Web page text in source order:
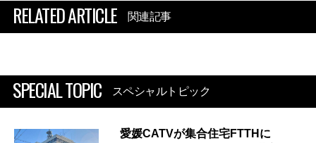
RELATED ARTICLE 関連記事
SPECIAL TOPIC スペシャルトピック
愛媛CATVが集合住宅FTTHに